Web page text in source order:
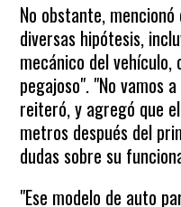
No obstante,
diversas hipótesis,
mecánico del vehículo,
pegajoso". "No vamos
reiteró, y agregó que
metros después del
dudas sobre su
"Ese modelo de auto